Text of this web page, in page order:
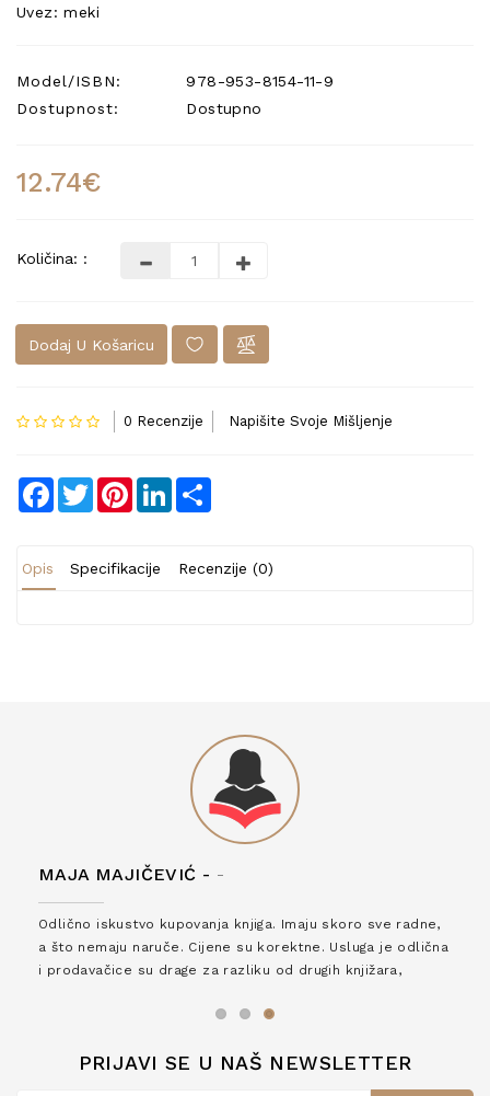
Uvez: meki
Model/ISBN:
978-953-8154-11-9
Dostupnost:
Dostupno
12.74€
Količina: :
Dodaj U Košaricu
0 Recenzije Napišite Svoje Mišljenje
Facebook
TwitterPinterestLinkedIn
Opis Specifikacije Recenzije (0)
MAJA MAJIČEVIĆ - -
Odlično iskustvo kupovanja knjiga. Imaju skoro sve radne,
a što nemaju naruče. Cijene su korektne. Usluga je odlična
i prodavačice su drage za razliku od drugih knjižara,
PRIJAVI SE U NAŠ NEWSLETTER